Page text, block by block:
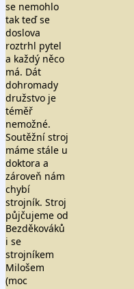
se nemohlo
tak teď se
doslova
roztrhl pytel
a každý něco
má. Dát
dohromady
družstvo je
téměř
nemožné.
Soutěžní stroj
máme stále u
doktora a
zároveň nám
chybí
strojník. Stroj
půjčujeme od
Bezděkováků
i se
strojníkem
Milošem
(moc